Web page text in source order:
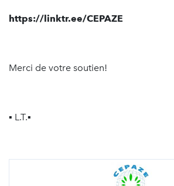
https://linktr.ee/CEPAZE
Merci de votre soutien!
▪ L.T.▪